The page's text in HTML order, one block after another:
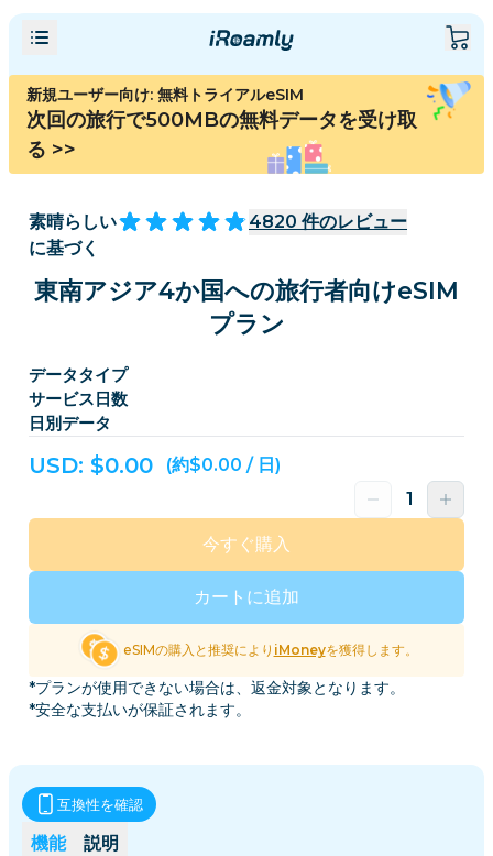
新規ユーザー向け: 無料トライアルeSIM
次回の旅行で500MBの無料データを受け取
る >>
素晴らしい 4820 件のレビュー
に基づく
東南アジア4か国への旅行者向けeSIM
プラン
データタイプ
サービス日数
日別データ
USD: $0.00 (約$0.00 / 日)
カートに追加
今すぐ購入
eSIMの購入と推奨により iMoneyを獲得します。
*プランが使用できない場合は、返金対象となります。
*安全な支払いが保証されます。
機能 説明
互換性を確認